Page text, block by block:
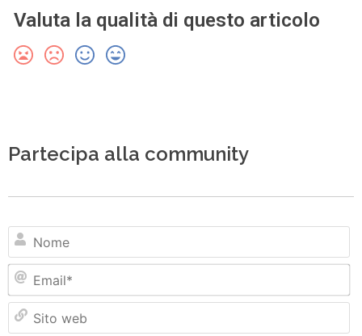
Valuta la qualità di questo articolo
Partecipa alla community